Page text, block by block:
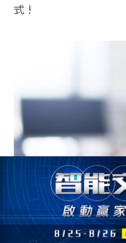
式 !